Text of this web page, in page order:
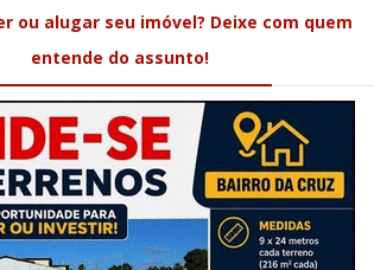
ou alugar seu imóvel? Deixe com quem
entende do assunto!